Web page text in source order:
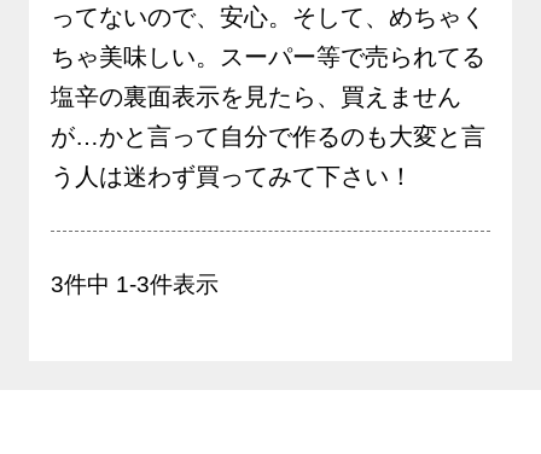
ってないので、安心。そして、めちゃく
ちゃ美味しい。スーパー等で売られてる
塩辛の裏面表示を見たら、買えません
が…かと言って自分で作るのも大変と言
う人は迷わず買ってみて下さい！
3件中 1-3件表示